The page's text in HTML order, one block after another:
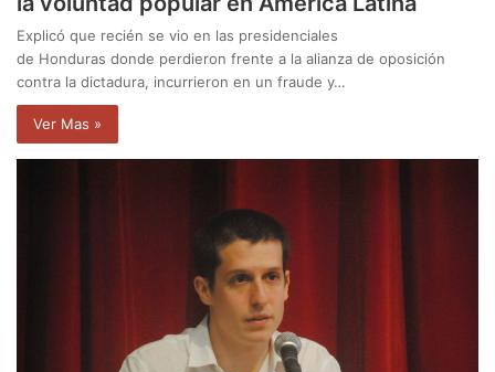
Explicó que recién se vio en las presidenciales
de Honduras donde perdieron frente a la alianza de oposición
contra la dictadura, incurrieron en un fraude y…
Ver Mas »